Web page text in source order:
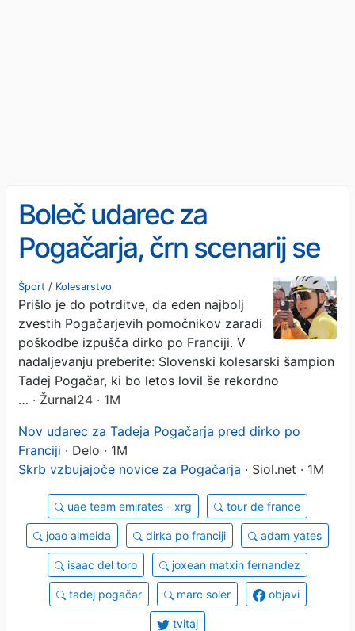
Boleč udarec za
Pogačarja, črn scenarij se
je uresničil
Šport / Kolesarstvo
Prišlo je do potrditve, da eden najbolj
zvestih Pogačarjevih pomočnikov zaradi
poškodbe izpušča dirko po Franciji. V
nadaljevanju preberite: Slovenski kolesarski šampion
Tadej Pogačar, ki bo letos lovil še rekordno
… · Žurnal24 · 1M
Nov udarec za Tadeja Pogačarja pred dirko po
Franciji · Delo · 1M
Skrb vzbujajoče novice za Pogačarja · Siol.net · 1M
uae team emirates - xrg tour de france
joao almeida dirka po franciji adam yates
isaac del toro joxean matxin fernandez
tadej pogačar marc soler objavi
tvitaj